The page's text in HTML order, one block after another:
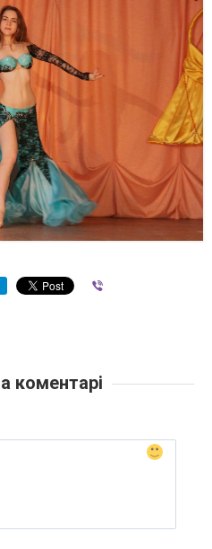
коментарі